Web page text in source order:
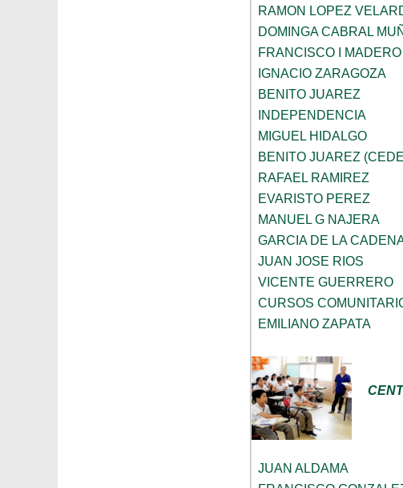
RAMON LOPEZ
DOMINGA CABRAL
FRANCISCO I MADERO
IGNACIO ZARAGOZA
BENITO JUAREZ
INDEPENDENCIA
MIGUEL HIDALGO
BENITO JUAREZ
RAFAEL RAMIREZ
EVARISTO PEREZ
MANUEL G NAJERA
GARCIA DE LA
JUAN JOSE RIOS
VICENTE GUERRERO
CURSOS
EMILIANO ZAPATA
JUAN ALDAMA